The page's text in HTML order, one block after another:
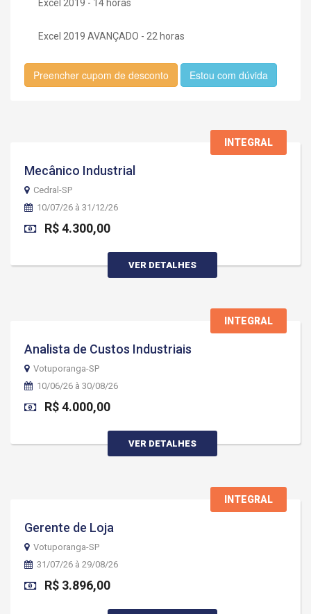
Excel 2019 - 14 horas
Excel 2019 AVANÇADO - 22 horas
Preencher cupom de desconto Estou com dúvida
INTEGRAL
Mecânico Industrial
Cedral-SP
10/07/26 à 31/12/26
R$ 4.300,00
VER DETALHES
INTEGRAL
Analista de Custos Industriais
Votuporanga-SP
10/06/26 à 30/08/26
R$ 4.000,00
VER DETALHES
INTEGRAL
Gerente de Loja
Votuporanga-SP
31/07/26 à 29/08/26
R$ 3.896,00